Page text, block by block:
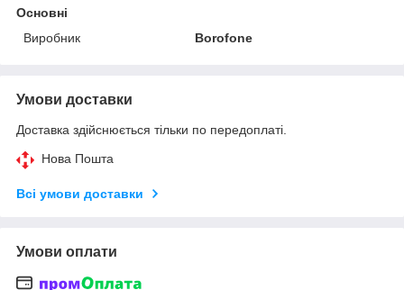
Основні
Виробник
Borofone
Умови доставки
Доставка здійснюється тільки по передоплаті.
Нова Пошта
Всі умови доставки
Умови оплати